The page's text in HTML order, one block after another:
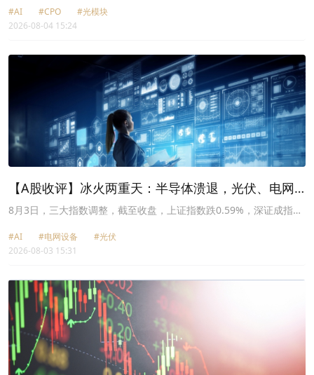
飘红，两市成交额约2.23万亿元。
#AI #CPO
#光模块
2026-08-04 15:24
【A股收评】冰火两重天：半导体溃退，光伏、电网
设备掀涨停潮
8月3日，三大指数调整，截至收盘，上证指数跌0.59%，深证成指跌
飘红，两市成交额约2万亿元。
#AI #电网设备
#光伏
2026-08-03 15:31